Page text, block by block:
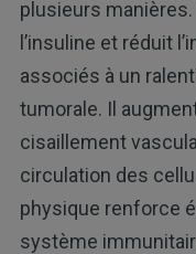
plusieurs
l’insuline et réduit
associés à un
tumorale. Il
cisaillement
circulation des
physique renforce
système